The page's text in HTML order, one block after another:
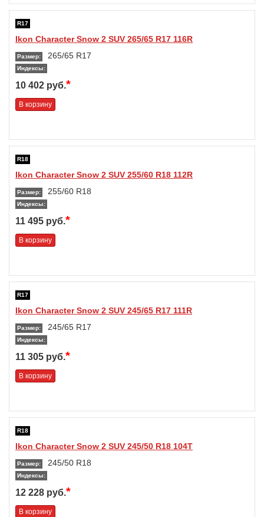
R17
Ikon Character Snow 2 SUV 265/65 R17 116R
Размер: 265/65 R17
Индексы:
10 402 руб.*
В корзину
R18
Ikon Character Snow 2 SUV 255/60 R18 112R
Размер: 255/60 R18
Индексы:
11 495 руб.*
В корзину
R17
Ikon Character Snow 2 SUV 245/65 R17 111R
Размер: 245/65 R17
Индексы:
11 305 руб.*
В корзину
R18
Ikon Character Snow 2 SUV 245/50 R18 104T
Размер: 245/50 R18
Индексы:
12 228 руб.*
В корзину